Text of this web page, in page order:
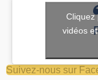
Cliquez
vidéos
Suivez-nous sur